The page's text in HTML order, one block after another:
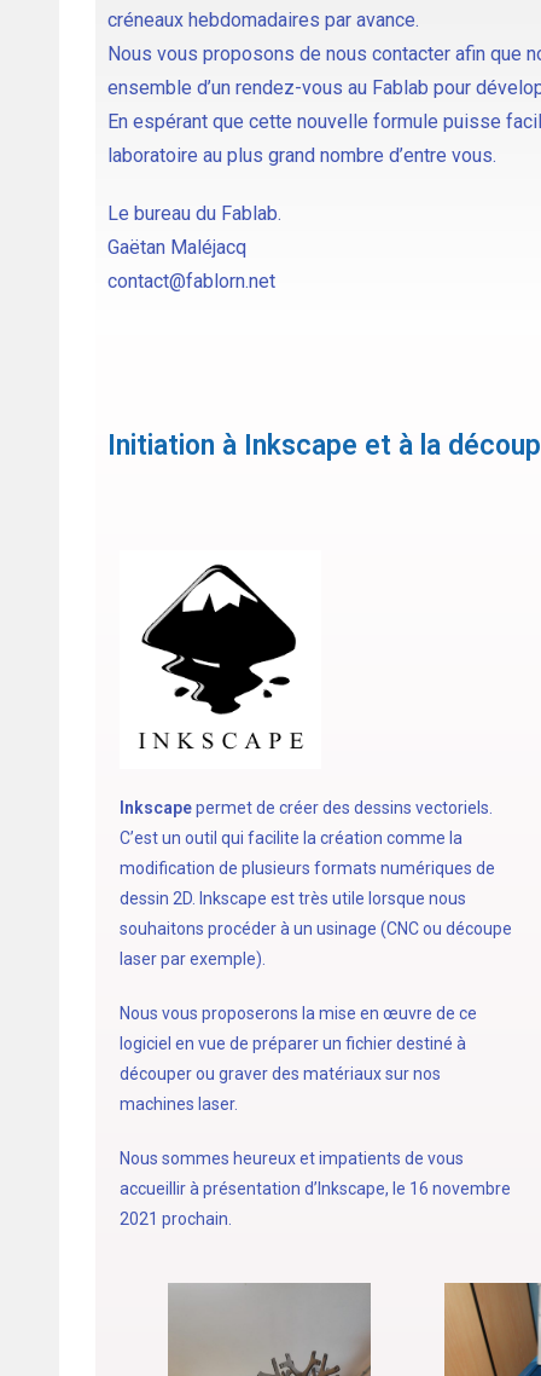
créneaux hebdomadaires par avance.
Nous vous proposons de nous contacter afin que
ensemble d’un rendez-vous au Fablab pour
En espérant que cette nouvelle formule puisse
laboratoire au plus grand nombre d’entre vous.
Le bureau du Fablab.
Gaëtan Maléjacq
contact@fablorn.net
Initiation à Inkscape et à la
Inkscapepermet de créer des dessins vectoriels.
C’est un outil qui facilite la création comme la
modification de plusieurs formats numériques de
dessin 2D. Inkscape est très utile lorsque nous
souhaitons procéder à un usinage (CNC ou découpe
laser par exemple).
Nous vous proposerons la mise en œuvre de ce
logiciel en vue de préparer un fichier destiné à
découper ou graver des matériaux sur nos
machines laser.
Nous sommes heureux et impatients de vous
accueillir à présentation d’Inkscape, le 16 novembre
2021 prochain.